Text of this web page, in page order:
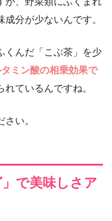
分が少ないんです。
くんだ「こぶ茶」を少
ミン酸の相乗効果で
れているんですね。
い。
で美味しさア